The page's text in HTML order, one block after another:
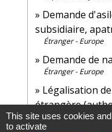
Demande
subsidiaire,
Étranger - Europe
Demande de
Étranger - Europe
Légalisation
étrangère
Papiers -
This site uses cookies
to activate